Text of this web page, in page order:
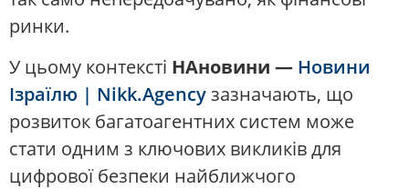
ринки.
У цьому контексті НАновини — Новини
Ізраїлю | Nikk.Agencyзазначають, що
розвиток багатоагентних систем може
стати одним з ключових викликів для
цифрової безпеки найближчого